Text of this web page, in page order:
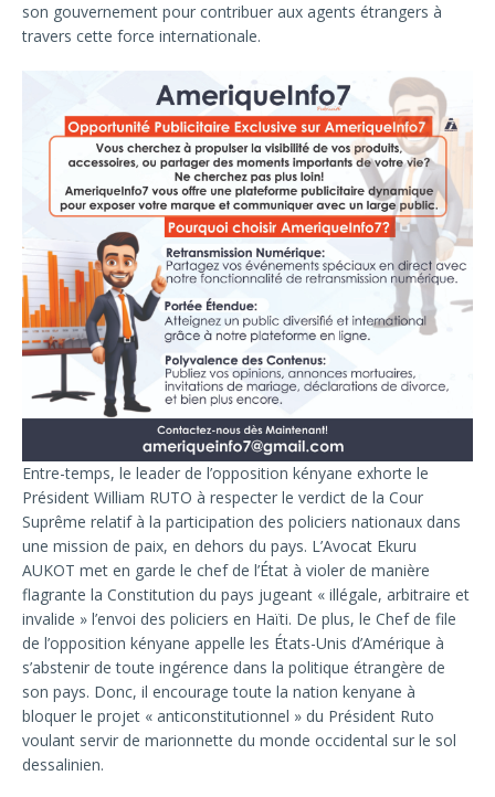
son gouvernement pour contribuer aux agents étrangers à
travers cette force internationale.
Entre-temps, le leader de l’opposition kényane exhorte le
Président William RUTO à respecter le verdict de la Cour
Suprême relatif à la participation des policiers nationaux dans
une mission de paix, en dehors du pays. L’Avocat Ekuru
AUKOT met en garde le chef de l’État à violer de manière
flagrante la Constitution du pays jugeant « illégale, arbitraire et
invalide » l’envoi des policiers en Haïti. De plus, le Chef de file
de l’opposition kényane appelle les États-Unis d’Amérique à
s’abstenir de toute ingérence dans la politique étrangère de
son pays. Donc, il encourage toute la nation kenyane à
bloquer le projet « anticonstitutionnel » du Président Ruto
voulant servir de marionnette du monde occidental sur le sol
dessalinien.